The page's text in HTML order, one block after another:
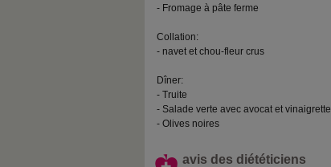
- Fromage à pâte ferme
Collation:
- navet et chou-fleur crus
Dîner:
- Truite
- Salade verte avec avocat et vinaigrette
- Olives noires
avis des diététiciens